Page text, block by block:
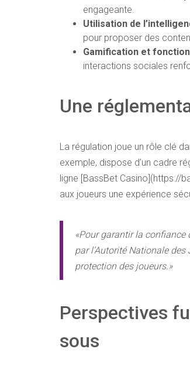
engageante.
Utilisation de
pour proposer des
Gamification et
interactions sociales
Une
La régulation joue un rôle clé
exemple, dispose d’un cadre
ligne [BassBet Casino](https://
aux joueurs une expérience
«Pour garantir la confiance
par l’Autorité Nationale
protection des joueurs.»
Perspectives
sous